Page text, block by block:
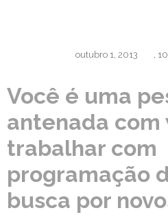
outubro 1, 2013 ,
Você é uma
antenada com
trabalhar com
programação
busca por